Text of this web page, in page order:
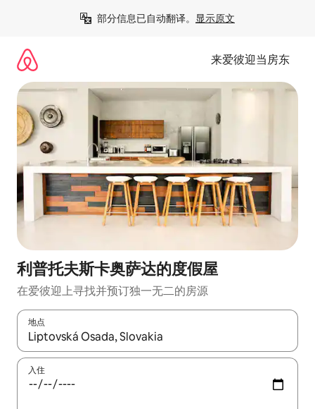
部分信息已自动翻译。 显示原文
来爱彼迎当房东
利普托夫斯卡奥萨达的度假屋
在爱彼迎上寻找并预订独一无二的房源
地点
如有搜索结果，请使用上下方向键查看，或通过点击或滑动手势
入住